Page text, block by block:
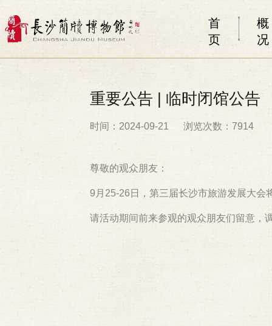
首
页
概
况
重要公告 | 临时闭馆公告
时间：2024-09-21 浏览次数：7914
尊敬的观众朋友：
9月25-26日，第三届长沙市旅游发展大
请活动期间前来参观的观众朋友们留意，